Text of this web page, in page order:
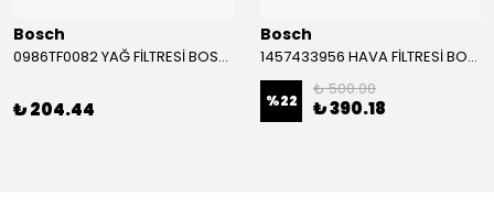
Bosch
0986TF0082 YAĞ FİLTRESİ BOSCH
₺ 204.44
Bosch
1457433956 HAVA FİLTRESİ BOSCH
%22
₺ 500.00
₺ 390.18